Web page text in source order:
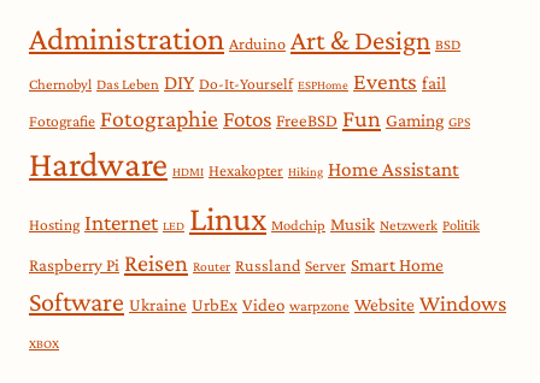
Administration Arduino Art & Design BSD
Chernobyl Das Leben DIY Do-It-Yourself ESPHome Events fail
Fotografie Fotographie Fotos FreeBSD Fun Gaming GPS
Hardware HDMI Hexakopter Hiking Home Assistant
Hosting Internet LED Linux Modchip Musik Netzwerk Politik
Raspberry Pi Reisen Router Russland Server Smart Home
Software Ukraine UrbEx Video warpzone Website Windows
XBOX